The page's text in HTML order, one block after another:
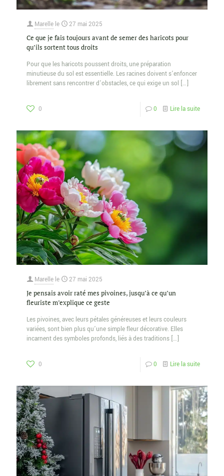
Marelle le 27 mai 2025
Ce que je fais toujours avant de semer des haricots pour
qu’ils sortent tous droits
Pour que les haricots poussent droits, une préparation
minutieuse du sol est essentielle. Les racines doivent s’enfoncer
librement sans rencontrer d’obstacles, ce qui exige un sol […]
0 0 Lire la suite
Marelle le 27 mai 2025
Je pensais avoir raté mes pivoines, jusqu’à ce qu’un
fleuriste m’explique ce geste
Les pivoines, avec leurs pétales généreuses et leurs couleurs
variées, sont bien plus qu’une simple fleur décorative. Elles
incarnent des symboles profonds, liés à des traditions […]
0 0 Lire la suite